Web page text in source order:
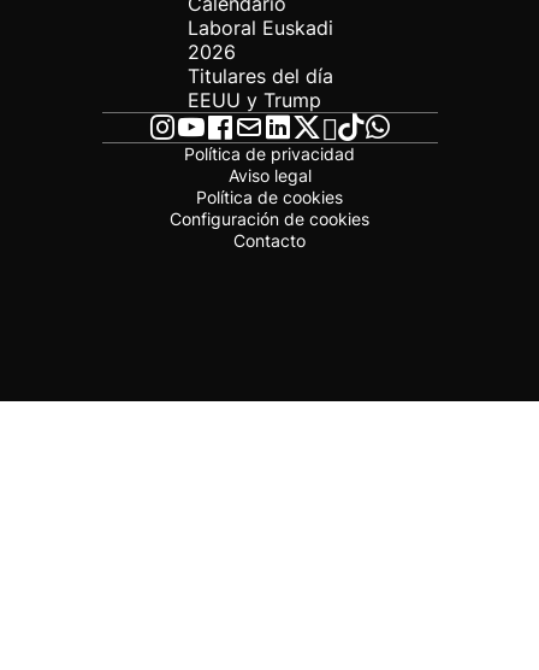
Laboral Euskadi
2026
Titulares del día
EEUU y Trump
Política de privacidad
Aviso legal
Política de cookies
Configuración de cookies
Contacto